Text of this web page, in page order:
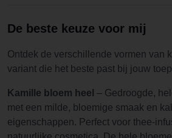
De beste keuze voor mij
Ontdek de verschillende vormen van
variant die het beste past bij jouw
Kamille bloem heel – Gedroogde,
met een milde, bloemige smaak en
eigenschappen. Perfect voor thee-